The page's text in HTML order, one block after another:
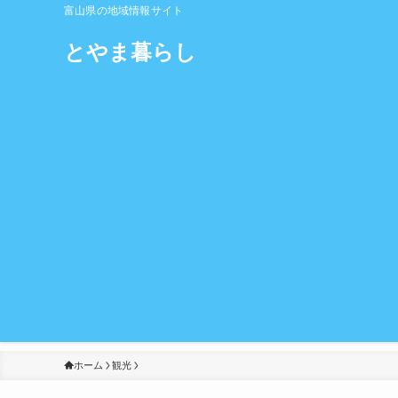
富山県の地域情報サイト
とやま暮らし
ホーム 観光